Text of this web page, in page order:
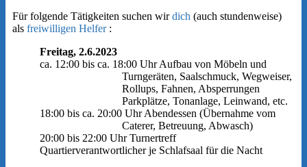
Für folgende Tätigkeiten suchen wirdich (auch stundenweise)
als freiwilligen Helfer:
Freitag, 2.6.2023
ca. 12:00 bis ca. 18:00 Uhr Aufbau von Möbeln und
Turngeräten, Saalschmuck, Wegweiser,
Rollups, Fahnen, Absperrungen
Parkplätze, Tonanlage, Leinwand, etc.
18:00 bis ca. 20:00 Uhr Abendessen (Übernahme vom
Caterer, Betreuung, Abwasch)
20:00 bis 22:00 Uhr Turnertreff
Quartierverantwortlicher je Schlafsaal für die Nacht